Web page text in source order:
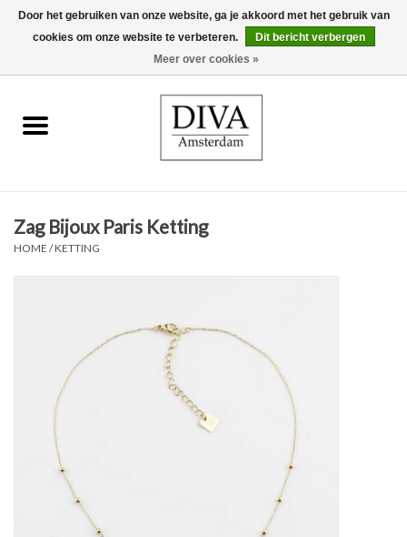
0 Artikelen - €0,00
Oorbellen
Ringen
Accessoires
Cadeaubon
Zag Bijoux Paris Ketting
HOME /KETTING
Door het gebruiken van onze website, ga je akkoord met het gebruik van
cookies om onze website te verbeteren.
Dit bericht verbergen
Meer over cookies »